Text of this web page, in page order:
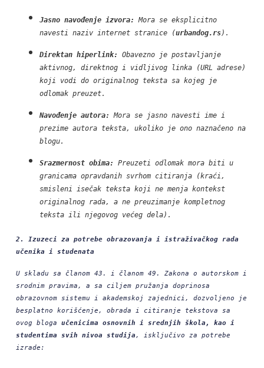
Jasno navođenje izvora: Mora se eksplicitno
navesti naziv internet stranice (urbandog.rs).
Direktan hiperlink:
Obavezno je postavljanje
aktivnog, direktnog i vidljivog linka (URL adrese)
koji vodi do originalnog teksta sa kojeg je
odlomak preuzet.
Navođenje autora: Mora se jasno navesti ime i
prezime autora teksta, ukoliko je ono naznačeno na
blogu.
Srazmernost obima:
Preuzeti odlomak mora biti u
granicama opravdanih svrhom citiranja (kraći,
smisleni isečak teksta koji ne menja kontekst
originalnog rada, a ne preuzimanje kompletnog
teksta ili njegovog većeg dela).
2. Izuzeci za potrebe obrazovanja i istraživačkog rada
učenika i studenata
U skladu sa članom 43. i članom 49. Zakona o autorskom i
srodnim pravima, a sa ciljem pružanja doprinosa
obrazovnom sistemu i akademskoj zajednici, dozvoljeno je
besplatno korišćenje, obrada i citiranje tekstova sa
ovog bloga učenicima osnovnih i srednjih škola, kao i
studentima svih nivoa studija , isključivo za potrebe
izrade: